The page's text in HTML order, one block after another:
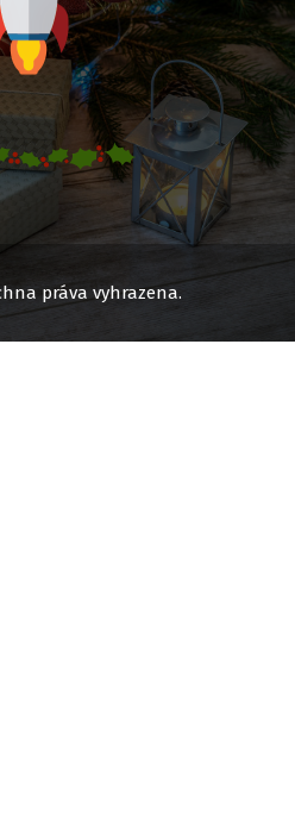
práva vyhrazena.